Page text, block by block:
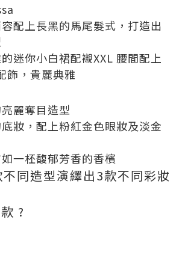
配上長黑的馬尾髮式，打造出
迷你小白裙配襯XXL 腰間配上
飾，貴麗典雅
麗奪目造型
妝，配上粉紅金色眼妝及淡金
一柸馥郁芳香的香檳
同造型演繹出3款不同彩妝
?